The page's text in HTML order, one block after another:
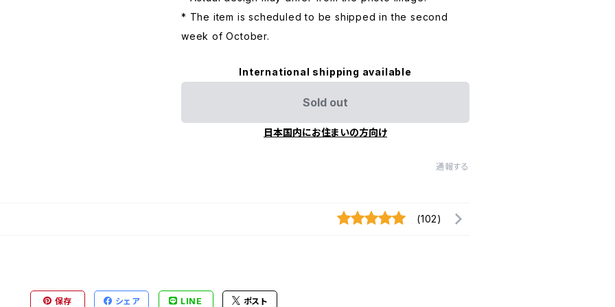
* The item is scheduled to be shipped in the second
week of October.
International shipping available
Sold out
日本国内にお住まいの方向け
通報する
(102)
保存 シェア LINE ポスト